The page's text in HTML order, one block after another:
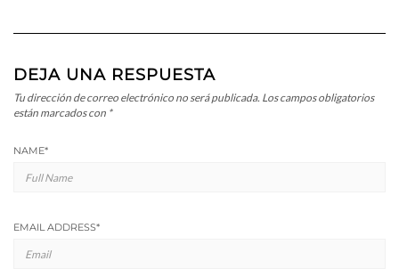
DEJA UNA RESPUESTA
Tu dirección de correo electrónico no será publicada. Los campos obligatorios
están marcados con *
NAME*
EMAIL ADDRESS*